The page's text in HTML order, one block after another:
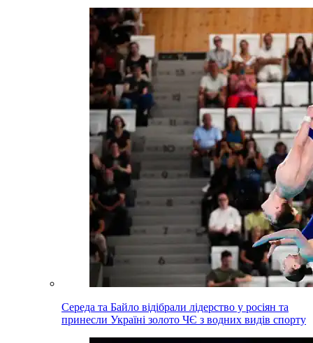
Середа та Байло відібрали лідерство у росіян та
принесли Україні золото ЧЄ з водних видів спорту